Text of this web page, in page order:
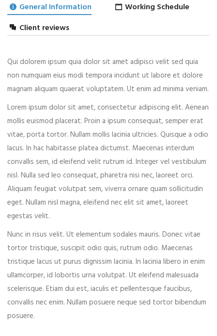
General Information
Working Schedule
Client reviews
Qui dolorem ipsum quia dolor sit amet adipisci velit sed quia
non numquam eius modi tempora incidunt ut labore et dolore
magnam aliquam quaerat voluptatem. Ut enim ad minima veniam.
Lorem ipsum dolor sit amet, consectetur adipiscing elit. Aenean
mollis euismod placerat. Proin a ipsum consequat, semper erat
vitae, porta tortor. Nullam mollis lacinia ultricies. Quisque a odio
lacus. In hac habitasse platea dictumst. Maecenas interdum
convallis sem, id eleifend velit rutrum id. Integer vel vestibulum
nisl. Nulla sed leo consequat, pharetra nisi nec, laoreet orci.
Aliquam feugiat volutpat sem, viverra ornare quam sollicitudin
eget. Nullam nisl magna, eleifend nec elit sit amet, laoreet
egestas velit.
Nunc in risus velit. Ut elementum sodales mauris. Donec vitae
tortor tristique, suscipit odio quis, rutrum odio. Maecenas
tristique lacus ut purus dignissim lacinia. In lacinia libero in enim
ullamcorper, id lobortis urna volutpat. Ut eleifend malesuada
scelerisque. Etiam dui est, iaculis et pellentesque faucibus,
convallis nec enim. Nullam posuere neque sed tortor bibendum
posuere.
LEAVE A REPLY
Save my name, email, and website in this browser for the
next time I comment.